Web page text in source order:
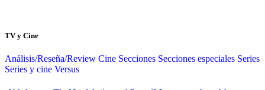
TV y Cine
Análisis/Reseña/Review Cine Secciones Secciones especiales Series
Series y cine Versus